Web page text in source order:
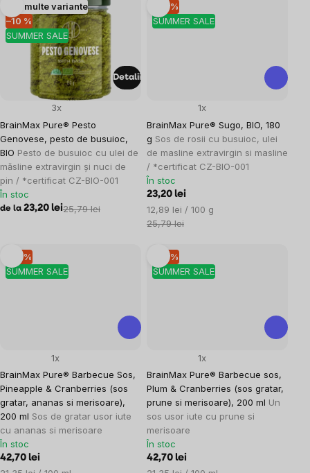
SUMMER SALE
–10 %
Mai multe variante
BrainMax Pure® Pesto
Genovese, pesto de busuioc,
BIO Pesto de busuioc cu ulei de
măsline extravirgin și nuci de
pin / *certificat CZ-BIO-001
3x
În stoc
de la 23,20 lei25,79 lei
Detalii
SUMMER SALE
–10 %
BrainMax Pure® Sugo, BIO, 180
g Sos de rosii cu busuioc, ulei
de masline extravirgin si masline
/ *certificat CZ-BIO-001
1x
În stoc
23,20 lei
Evaluare
preţ:
12,89 lei / 100 g
25,79 lei
SUMMER SALE
–10 %
BrainMax Pure® Barbecue Sos,
Pineapple & Cranberries (sos
gratar, ananas si merisoare),
200 ml Sos de gratar usor iute
cu ananas si merisoare
1x
În stoc
42,70 lei
SUMMER SALE
–10 %
BrainMax Pure® Barbecue sos,
Plum & Cranberries (sos gratar,
prune si merisoare), 200 ml Un
sos usor iute cu prune si
merisoare
1x
În stoc
42,70 lei